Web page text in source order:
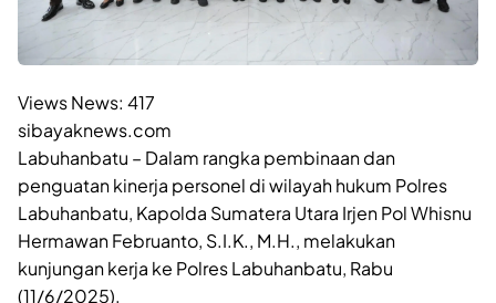
Views News: 417
sibayaknews.com
Labuhanbatu – Dalam rangka pembinaan dan
penguatan kinerja personel di wilayah hukum Polres
Labuhanbatu, Kapolda Sumatera Utara Irjen Pol Whisnu
Hermawan Februanto, S.I.K., M.H., melakukan
kunjungan kerja ke Polres Labuhanbatu, Rabu
(11/6/2025).